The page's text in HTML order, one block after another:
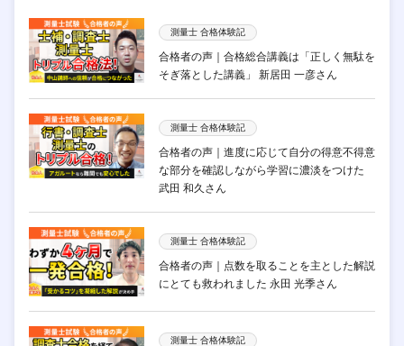
測量士 合格体験記
合格者の声｜合格総合講義は「正しく無駄を
そぎ落とした講義」 新居田 一彦さん
測量士 合格体験記
合格者の声｜進度に応じて自分の得意不得意
な部分を確認しながら学習に濃淡をつけた
武田 和久さん
測量士 合格体験記
合格者の声｜点数を取ることを主とした解説
にとても救われました 永田 光季さん
測量士 合格体験記